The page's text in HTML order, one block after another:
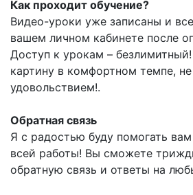
Как проходит обучение?
Видео-уроки уже записаны и
вашем личном кабинете после
Доступ к урокам –
картину в комфортном темпе,
удовольствием!.
Обратная связь
Я с радостью буду помогать
всей работы! Вы сможете
обратную связь и ответы на